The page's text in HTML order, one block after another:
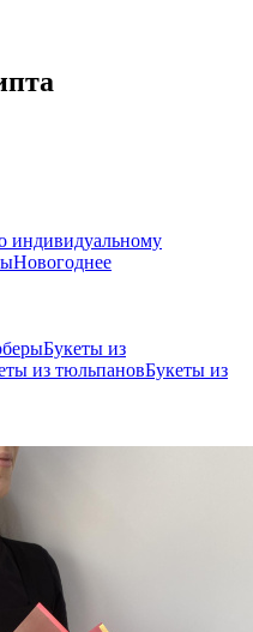
индивидуальному
Новогоднее
Букеты из
из тюльпановБукеты из